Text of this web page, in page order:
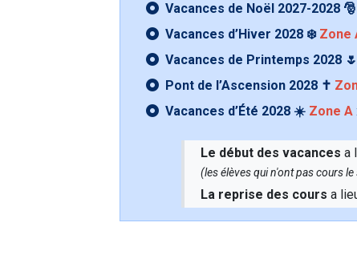
Vacances de Noël 2027-2028 🎅
Vacances d’Hiver 2028 ❄️ Zone
Vacances de Printemps 2028 🌷
Pont de l’Ascension 2028 ✝️
Vacances d’Été 2028 ☀️ Zone A
Le début des vacances a
(les élèves qui n'ont pas cours
La reprise des cours a